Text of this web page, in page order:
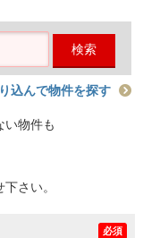
検索
込んで物件を探す
い物件も
さい。
必須